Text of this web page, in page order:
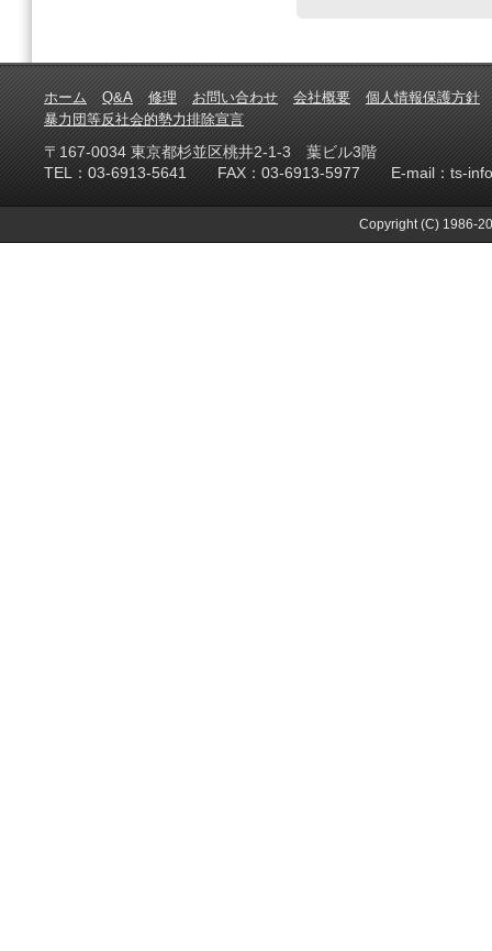
ホーム Q&A 修理 お問い合わせ 会社概要
個人情報保護方針
暴力団等反社会的勢力排除宣言
〒167-0034 東京都杉並区桃井2-1-3 葉ビル3階
TEL：03-6913-5641 FAX：03-6913-5977 E-mail：ts-
Copyright (C) 1986-